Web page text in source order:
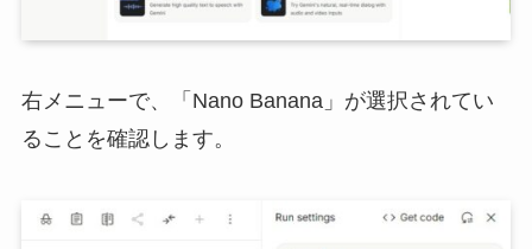
右メニューで、「Nano Banana」が選択されてい
ることを確認します。